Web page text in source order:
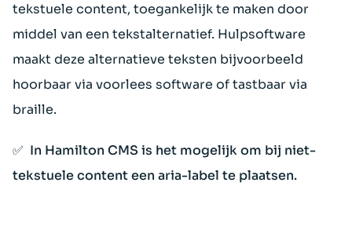
tekstuele content, toegankelijk te maken door
middel van een tekstalternatief. Hulpsoftware
maakt deze alternatieve teksten bijvoorbeeld
hoorbaar via voorlees software of tastbaar via
braille.
✅ In Hamilton CMS is het mogelijk om bij niet-
tekstuele content een aria-label te plaatsen.